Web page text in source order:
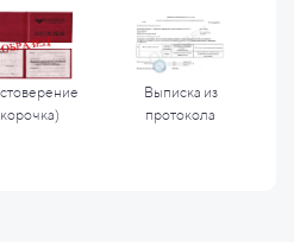
Выписка из
протокола